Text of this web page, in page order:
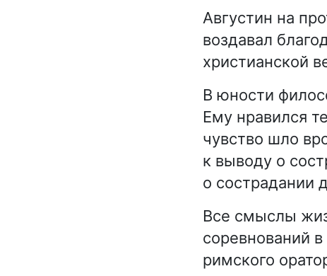
Августин на
воздавал
христианской
В юности
Ему нравился
чувство шло
к выводу о
о сострадании
Все смыслы
соревнований
римского